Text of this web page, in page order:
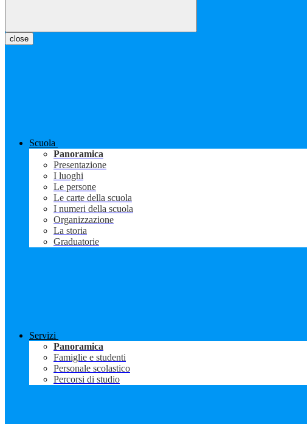
close
Scuola
Panoramica
Presentazione
I luoghi
Le persone
Le carte della scuola
I numeri della scuola
Organizzazione
La storia
Graduatorie
Servizi
Panoramica
Famiglie e studenti
Personale scolastico
Percorsi di studio